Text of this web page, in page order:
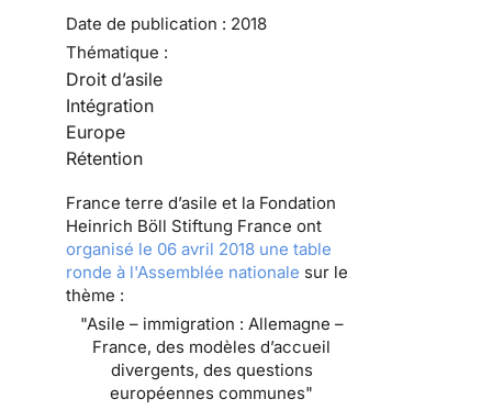
Date de publication : 2018
Thématique :
Droit d’asile
Intégration
Europe
Rétention
France terre d’asile et la Fondation
Heinrich Böll Stiftung France ont
organisé le 06 avril 2018 une table
ronde à l'Assemblée nationale sur le
thème :
"Asile – immigration : Allemagne –
France, des modèles d’accueil
divergents, des questions
européennes communes"